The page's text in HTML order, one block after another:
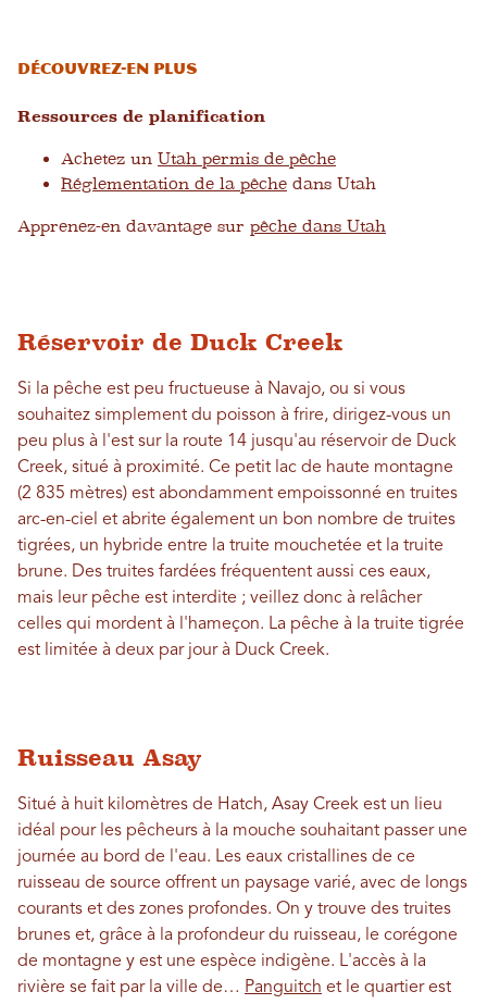
Découvrez-en plus
Ressources de planification
Achetez un Utah permis de pêche
Réglementation de la pêche dans Utah
Apprenez-en davantage sur pêche dans Utah
Réservoir de Duck Creek
Si la pêche est peu fructueuse à Navajo, ou si vous
souhaitez simplement du poisson à frire, dirigez-vous un
peu plus à l'est sur la route 14 jusqu'au réservoir de Duck
Creek, situé à proximité. Ce petit lac de haute montagne
(2 835 mètres) est abondamment empoissonné en truites
arc-en-ciel et abrite également un bon nombre de truites
tigrées, un hybride entre la truite mouchetée et la truite
brune. Des truites fardées fréquentent aussi ces eaux,
mais leur pêche est interdite ; veillez donc à relâcher
celles qui mordent à l'hameçon. La pêche à la truite tigrée
est limitée à deux par jour à Duck Creek.
Ruisseau Asay
Situé à huit kilomètres de Hatch, Asay Creek est un lieu
idéal pour les pêcheurs à la mouche souhaitant passer une
journée au bord de l'eau. Les eaux cristallines de ce
ruisseau de source offrent un paysage varié, avec de longs
courants et des zones profondes. On y trouve des truites
brunes et, grâce à la profondeur du ruisseau, le corégone
de montagne y est une espèce indigène. L'accès à la
rivière se fait par la ville de… Panguitch et le quartier est